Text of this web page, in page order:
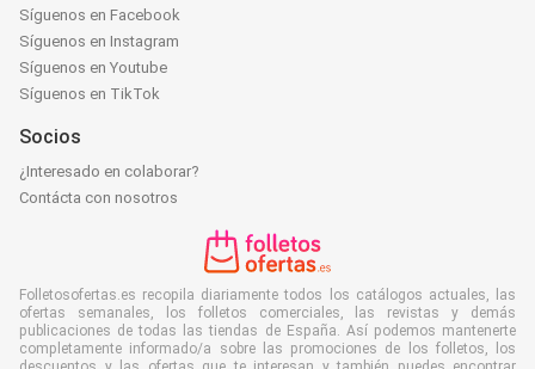
Síguenos en Facebook
Síguenos en Instagram
Síguenos en Youtube
Síguenos en TikTok
Socios
¿Interesado en colaborar?
Contácta con nosotros
Folletosofertas.es recopila diariamente todos los catálogos actuales, las
ofertas semanales, los folletos comerciales, las revistas y demás
publicaciones de todas las tiendas de España. Así podemos mantenerte
completamente informado/a sobre las promociones de los folletos, los